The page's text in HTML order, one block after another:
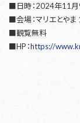
■日時：2024年11月
■会場：マリエとやま
■観覧無料
■HP：https://